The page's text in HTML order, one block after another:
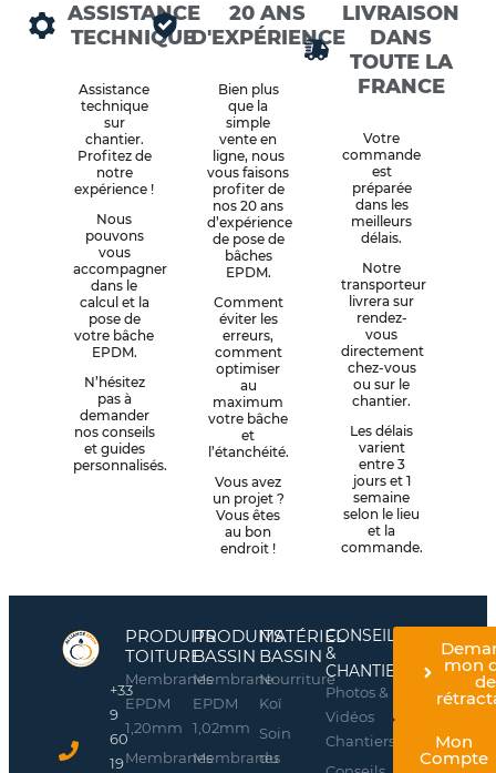
ASSISTANCE
TECHNIQUE
Assistance
technique
sur
chantier.
Profitez de
notre
expérience !
Nous
pouvons
vous
accompagner
dans le
calcul et la
pose de
votre bâche
EPDM.
N’hésitez
pas à
demander
nos conseils
et guides
personnalisés.
20 ANS
D'EXPÉRIENCE
Bien plus
que la
simple
vente en
ligne, nous
vous faisons
profiter de
nos 20 ans
d’expérience
de pose de
bâches
EPDM.
Comment
éviter les
erreurs,
comment
optimiser
au
maximum
votre bâche
et
l’étanchéité.
Vous avez
un projet ?
Vous êtes
au bon
endroit !
LIVRAISON
DANS
TOUTE LA
FRANCE
Votre
commande
est
préparée
dans les
meilleurs
délais.
Notre
transporteur
livrera sur
rendez-
vous
directement
chez-vous
ou sur le
chantier.
Les délais
varient
entre 3
jours et 1
semaine
selon le lieu
et la
commande.
+33
9
60
19
PRODUITS
TOITURE
Membranes
EPDM
1,20mm
Membranes
PRODUITS
BASSIN
Membrane
EPDM
1,02mm
Membranes
MATÉRIEL
BASSIN
Nourriture
Koï
Soin
du
CONSEILS
&
CHANTIERS
Photos &
Vidéos
Chantiers
mon
de
Mon
Compte